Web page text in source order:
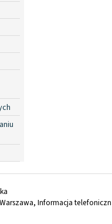
Informacja